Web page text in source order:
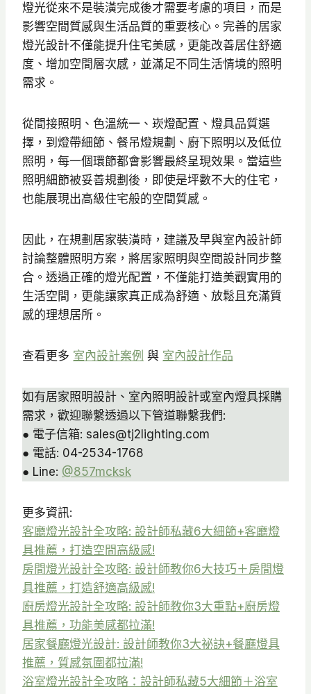
燈光從來不是裝潢完成後才需要考慮的項目，而是
影響空間質感與生活品質的重要核心。完善的居家
燈光設計不僅能提升住宅美感，更能改善居住舒適
度、增加空間層次感，並滿足不同生活情境的照明
需求。
從間接照明、色溫統一、崁燈配置、燈具品質選
擇，到燈帶細節、餐吊燈規劃、廚下照明以及低位
照明，每一個環節都會影響最終呈現效果。當這些
照明細節被妥善規劃後，即使是坪數不大的住宅，
也能展現出高級住宅般的空間質感。
因此，在規劃居家裝潢時，建議及早與室內設計師
討論整體照明方案，將居家照明與空間設計同步整
合。透過正確的燈光配置，不僅能打造美觀實用的
生活空間，更能讓家真正成為舒適、放鬆且充滿質
感的理想居所。
查看更多 室內設計案例 與 室內設計作品
如有居家照明設計、室內照明設計或室內燈具採購
需求，歡迎聯繫透過以下管道聯繫我們:
● 電子信箱: sales@tj2lighting.com
● 電話: 04-2534-1768
● Line: @857mcksk
更多資訊:
客廳燈光設計全攻略: 設計師私藏6大細節+客廳燈
具推薦，打造空間高級感!
房間燈光設計全攻略: 設計師教你6大技巧＋房間燈
具推薦，打造舒適高級感!
廚房燈光設計全攻略: 設計師教你3大重點+廚房燈
具推薦，功能美感都拉滿!
居家餐廳燈光設計: 設計師教你3大祕訣+餐廳燈具
推薦，質感氛圍都拉滿!
浴室燈光設計全攻略：設計師私藏5大細節＋浴室